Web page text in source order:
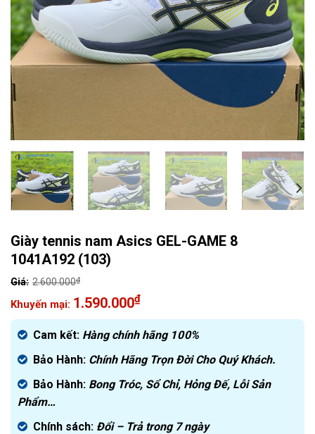
Giày tennis nam Asics GEL-GAME 8
1041A192 (103)
2.600.000₫
Giá
gốc
là:
2.600.000₫.
1.590.000₫
Giá
hiện
tại
là:
1.590.000₫.
Cam kết: Hàng chính hãng 100%
Bảo Hành: Chính Hãng Trọn Đời Cho Quý Khách.
Bảo Hành: Bong Tróc, Sổ Chỉ, Hỏng Đế, Lỗi Sản
Phẩm…
Chính sách: Đổi – Trả trong 7 ngày